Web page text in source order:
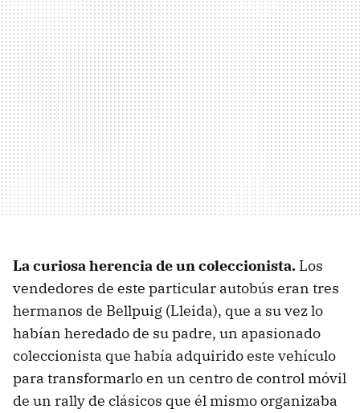
La curiosa herencia de un coleccionista. Los
vendedores de este particular autobús eran tres
hermanos de Bellpuig (Lleida), que a su vez lo
habían heredado de su padre, un apasionado
coleccionista que había adquirido este vehículo
para transformarlo en un centro de control móvil
de un rally de clásicos que él mismo organizaba